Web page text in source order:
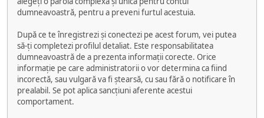
dumneavoastră, pentru a preveni furtul acestuia.
După ce te înregistrezi și conectezi pe acest forum, vei putea
să-ți completezi profilul detaliat. Este responsabilitatea
dumneavoastră de a prezenta informații corecte. Orice
informație pe care administratorii o vor determina ca fiind
incorectă, sau vulgară va fi ștearsă, cu sau fără o notificare în
prealabil. Se pot aplica sancțiuni aferente acestui
comportament.